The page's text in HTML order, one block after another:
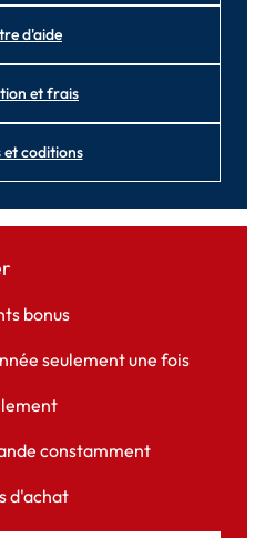
d'aide
et frais
et coditions
bonus
seulement une fois
constamment
d'achat